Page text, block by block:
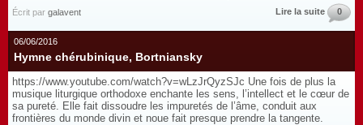
Écrit par galavent Lire la suite 0
06/06/2016
Hymne chérubinique, Bortniansky
https://www.youtube.com/watch?v=wLzJrQyzSJc Une fois de plus la
musique liturgique orthodoxe enchante les sens, l’intellect et le cœur de
sa pureté. Elle fait dissoudre les impuretés de l’âme, conduit aux
frontières du monde divin et noue fait presque prendre la tangente.